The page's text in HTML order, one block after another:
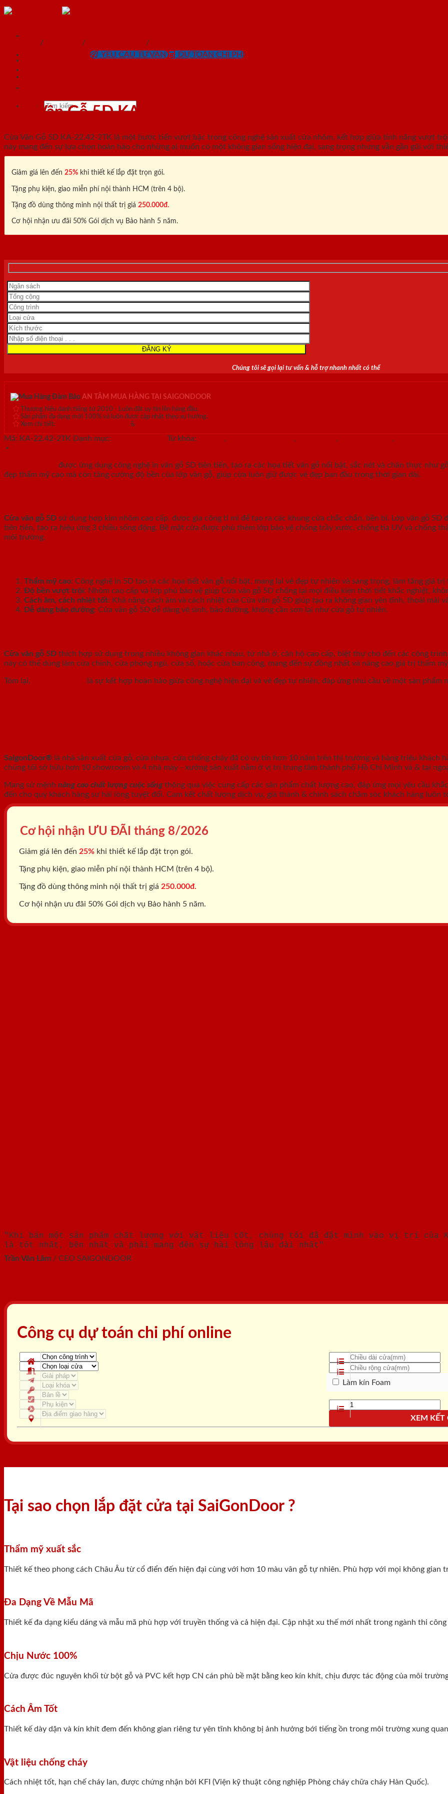
Skip
YÊU CẦU TƯ VẤN DỰ TOÁN CHI PHÍ
Tìm
/ / /
Cửa Vân Gỗ 5D KA-22.42-2TK
Cửa Vân Gỗ 5D KA-22.42-2TK là một bước tiến vượt bậc trong công nghệ sản xuất cửa nhôm, kết hợp giữa tính năng vượt
này mang đến sự lựa chọn hoàn hảo cho những ai muốn có một không gian sống hiện đại, sang trọng nhưng vẫn gần gũi với
Giảm giá lên đến 25% khi thiết kế lắp đặt trọn gói.
Tặng phụ kiện, giao miễn phí nội thành HCM (trên 4 bộ).
Tặng đồ dùng thông minh nội thất trị giá 250.000đ.
Cơ hội nhận ưu đãi 50% Gói dịch vụ Bảo hành 5 năm.
Chúng tôi sẽ gọi lại tư vấn & hỗ trợ nhanh nhất có thể
AN TÂM MUA HÀNG TẠI SAIGONDOOR
Thương hiệu danh tiếng từ 2010 - Luôn đặt uy tín lên hàng đầu.
Sản phẩm đa dạng mới 100% và luôn được cập nhật theo xu hướng.
Xem chi tiết:
&
Mã: KA-22.42-2TK Danh mục: Từ khóa: , , , ,
được ứng dụng công nghệ in vân gỗ 5D tiên tiến, tạo ra các họa tiết vân gỗ nổi bật, sắc nét và chân thực như
đẹp thẩm mỹ cao mà còn tăng cường độ bền của lớp vân gỗ, giúp cửa luôn giữ được vẻ đẹp ban đầu trong thời gian dài.
Cửa vân gỗ 5D sử dụng hợp kim nhôm cao cấp, được gia công tỉ mỉ để tạo ra các khung cửa chắc chắn, bền bỉ. Lớp vân gỗ 5D
tiên tiến, tạo ra hiệu ứng 3 chiều sống động. Bề mặt cửa được phủ thêm lớp bảo vệ chống trầy xước, chống tia UV và chống
môi trường.
Thẩm mỹ cao: Công nghệ in 5D tạo ra các họa tiết vân gỗ nổi bật, mang lại vẻ đẹp tự nhiên và sang trọng, làm tăng giá trị
Độ bền vượt trội: Nhôm cao cấp và lớp phủ bảo vệ giúp Cửa vân gỗ 5D chống lại mọi điều kiện thời tiết khắc nghiệt,
Cách âm, cách nhiệt tốt: Khả năng cách âm và cách nhiệt của Cửa vân gỗ 5D giúp tạo ra không gian yên tĩnh, thoải mái
Dễ dàng bảo dưỡng: Cửa vân gỗ 5D dễ dàng vệ sinh, bảo dưỡng, không cần sơn lại như cửa gỗ tự nhiên.
Cửa vân gỗ 5D thích hợp sử dụng trong nhiều không gian khác nhau, từ nhà ở, căn hộ cao cấp, biệt thự cho đến các công
này có thể dùng làm cửa chính, cửa phòng ngủ, cửa sổ, hoặc cửa ban công, mang đến sự đồng nhất và nâng cao giá trị thẩm
Tóm lại, là sự kết hợp hoàn hảo giữa công nghệ hiện đại và vẻ đẹp tự nhiên, đáp ứng nhu cầu về một sản
SaigonDoor® là nhà sản xuất cửa gỗ, cửa nhựa, cửa chống cháy đã có uy tín hơn 10 năm trên thị trường và hàng triệu khách
chúng tôi sở hữu hơn 10 showroom và 4 nhà máy - xưởng sản xuất nằm ở vị trí trung tâm thành phố Hồ Chí Minh và & tại
Mang sứ mệnh nâng cao chất lượng cuộc sống thông qua việc cung cấp các sản phẩm chất lượng cao, đáp ứng mọi yêu cầu
đến cho quý khách hàng sự hài lòng tuyệt đối. Cam kết chất lượng dịch vụ, giá thành & chính sách chăm sóc khách hàng luôn
Cơ hội nhận ƯU ĐÃI tháng 8/2026
Giảm giá lên đến 25% khi thiết kế lắp đặt trọn gói.
Tặng phụ kiện, giao miễn phí nội thành HCM (trên 4 bộ).
Tặng đồ dùng thông minh nội thất trị giá 250.000đ.
Cơ hội nhận ưu đãi 50% Gói dịch vụ Bảo hành 5 năm.
"Khi bán một sản phẩm chất lượng với vật liệu tốt, chúng tôi đã đặt mình vào vị trí của
là tốt nhất, bền nhất và phải mang đến sự hài lòng lâu dài nhất"
Trần Văn Lãm / CEO SAIGONDOOR
Công cụ dự toán chi phí online
Làm kín Foam
XEM KẾT
Tại sao chọn lắp đặt cửa tại SaiGonDoor ?
Thẩm mỹ xuất sắc
Thiết kế theo phong cách Châu Âu từ cổ điển đến hiện đại cùng với hơn 10 màu vân gỗ tự nhiên. Phù hợp với mọi không gian
Đa Dạng Về Mẫu Mã
Thiết kế đa dạng kiểu dáng và mẫu mã phù hợp với truyền thống và cả hiện đại. Cập nhật xu thế mới nhất trong ngành thi
Chịu Nước 100%
Cửa được đúc nguyên khối từ bột gỗ và PVC kết hợp CN cán phủ bề mặt bằng keo kín khít, chịu được tác động của môi
Cách Âm Tốt
Thiết kế dày dặn và kín khít đem đến không gian riêng tư yên tĩnh không bị ảnh hưởng bới tiếng ồn trong môi trường xung
Vật liệu chống cháy
Cách nhiệt tốt, hạn chế cháy lan, được chứng nhận bởi KFI (Viện kỹ thuật công nghiệp Phòng cháy chữa cháy Hàn Quốc).